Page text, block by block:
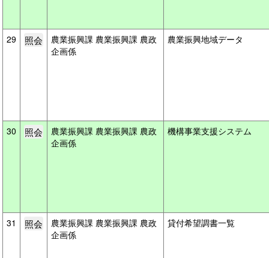
29
農業振興課 農業振興課 農政
企画係
農業振興地域データ
30
農業振興課 農業振興課 農政
企画係
機構事業支援システム
31
農業振興課 農業振興課 農政
企画係
貸付希望調書一覧